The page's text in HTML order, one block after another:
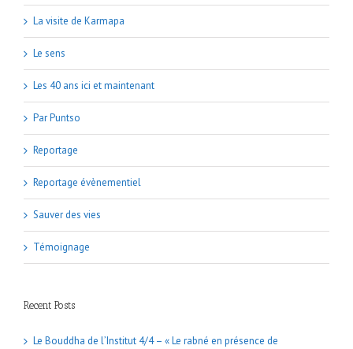
La visite de Karmapa
Le sens
Les 40 ans ici et maintenant
Par Puntso
Reportage
Reportage évènementiel
Sauver des vies
Témoignage
Recent Posts
Le Bouddha de l’Institut 4/4 – « Le rabné en présence de